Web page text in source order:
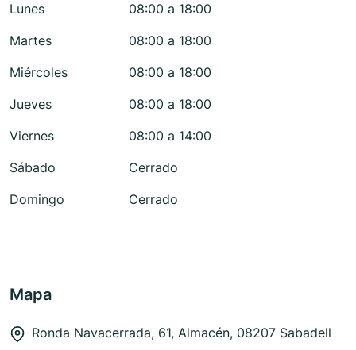
Lunes
08:00 a 18:00
Martes
08:00 a 18:00
Miércoles
08:00 a 18:00
Jueves
08:00 a 18:00
Viernes
08:00 a 14:00
Sábado
Cerrado
Domingo
Cerrado
Mapa
Ronda Navacerrada, 61, Almacén, 08207 Sabadell